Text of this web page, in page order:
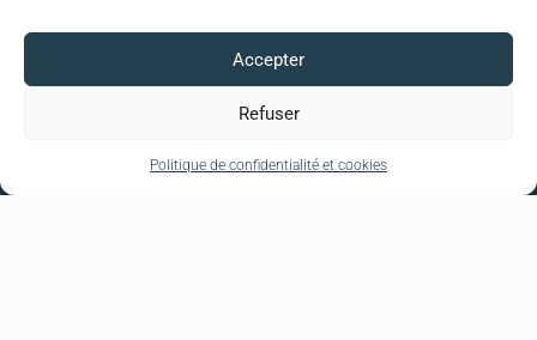
Accepter
Refuser
Politique de confidentialité et cookies
Rénovation des bâtiments
Aménagement d'espaces de travail
Mobilier et équipements